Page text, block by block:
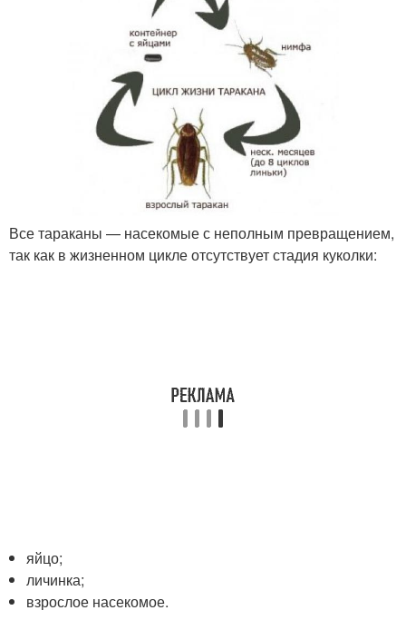
Все тараканы — насекомые с неполным превращением,
так как в жизненном цикле отсутствует стадия куколки:
яйцо;
личинка;
взрослое насекомое.